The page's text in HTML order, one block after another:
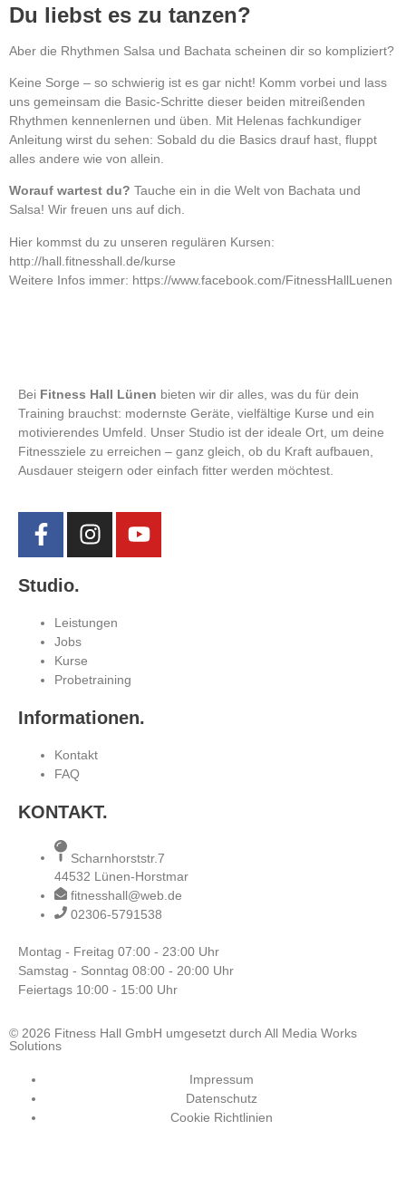
Du liebst es zu tanzen?
Aber die Rhythmen Salsa und Bachata scheinen dir so kompliziert?
Keine Sorge – so schwierig ist es gar nicht! Komm vorbei und lass
uns gemeinsam die Basic-Schritte dieser beiden mitreißenden
Rhythmen kennenlernen und üben. Mit Helenas fachkundiger
Anleitung wirst du sehen: Sobald du die Basics drauf hast, fluppt
alles andere wie von allein.
Worauf wartest du? Tauche ein in die Welt von Bachata und
Salsa! Wir freuen uns auf dich.
Hier kommst du zu unseren regulären Kursen:
http://hall.fitnesshall.de/kurse
Weitere Infos immer: https://www.facebook.com/FitnessHallLuenen
Bei Fitness Hall Lünen bieten wir dir alles, was du für dein
Training brauchst: modernste Geräte, vielfältige Kurse und ein
motivierendes Umfeld. Unser Studio ist der ideale Ort, um deine
Fitnessziele zu erreichen – ganz gleich, ob du Kraft aufbauen,
Ausdauer steigern oder einfach fitter werden möchtest.
Studio.
Leistungen
Jobs
Kurse
Probetraining
Informationen.
Kontakt
FAQ
KONTAKT.
Scharnhorststr.7
44532 Lünen-Horstmar
fitnesshall@web.de
02306-5791538
Montag - Freitag 07:00 - 23:00 Uhr
Samstag - Sonntag 08:00 - 20:00 Uhr
Feiertags 10:00 - 15:00 Uhr
© 2026 Fitness Hall GmbH umgesetzt durch All Media Works
Solutions
Impressum
Datenschutz
Cookie Richtlinien